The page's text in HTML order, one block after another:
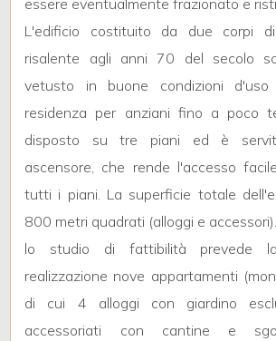
essere eventualmente frazionato e
L'edificio costituito da due corpi
risalente agli anni 70 del secolo
vetusto in buone condizioni
residenza per anziani fino a poco
disposto su tre piani ed è
ascensore, che rende l'accesso
tutti i piani. La superficie totale
800 metri quadrati (alloggi e accessori).
lo studio di fattibilità prevede
realizzazione nove appartamenti
di cui 4 alloggi con giardino
accessoriati con cantine e
Qualsiasi
1
2
3
4
5
5+